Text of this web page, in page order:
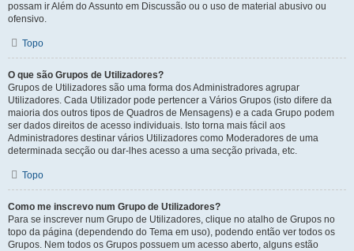
possam ir Além do Assunto em Discussão ou o uso de material abusivo ou
ofensivo.
Topo
O que são Grupos de Utilizadores?
Grupos de Utilizadores são uma forma dos Administradores agrupar
Utilizadores. Cada Utilizador pode pertencer a Vários Grupos (isto difere da
maioria dos outros tipos de Quadros de Mensagens) e a cada Grupo podem
ser dados direitos de acesso individuais. Isto torna mais fácil aos
Administradores destinar vários Utilizadores como Moderadores de uma
determinada secção ou dar-lhes acesso a uma secção privada, etc.
Topo
Como me inscrevo num Grupo de Utilizadores?
Para se inscrever num Grupo de Utilizadores, clique no atalho de Grupos no
topo da página (dependendo do Tema em uso), podendo então ver todos os
Grupos. Nem todos os Grupos possuem um acesso aberto, alguns estão